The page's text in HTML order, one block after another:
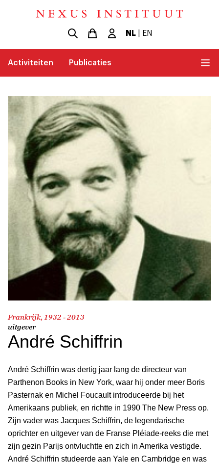
NL| EN
Activiteiten Publicaties
Frankrijk, 1932 - 2013
uitgever
André Schiffrin
André Schiffrin was dertig jaar lang de directeur van
Parthenon Books in New York, waar hij onder meer Boris
Pasternak en Michel Foucault introduceerde bij het
Amerikaans publiek, en richtte in 1990 The New Press op.
Zijn vader was Jacques Schiffrin, de legendarische
oprichter en uitgever van de Franse Pléiade-reeks die met
zijn gezin Parijs ontvluchtte en zich in Amerika vestigde.
André Schiffrin studeerde aan Yale en Cambridge en was